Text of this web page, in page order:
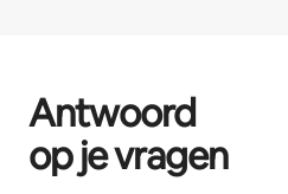
Antwoord
op je vragen